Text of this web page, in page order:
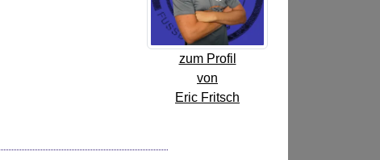
zum Profil
von
Eric Fritsch